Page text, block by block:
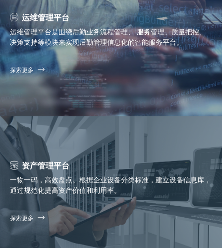
运维管理平台
运维管理平台是围绕后勤业务流程管理、 服务管理、质量把控、
决策支持等模块来实现后勤管理信息化的智能服务平台。
探索更多
资产管理平台
一物一码，高效盘点。根据企业设备分类标准，建立设备信息库，
通过规范化提高资产价值和利用率。
探索更多